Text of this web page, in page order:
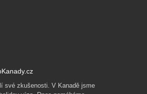
své zkušenosti. V Kanadě jsme